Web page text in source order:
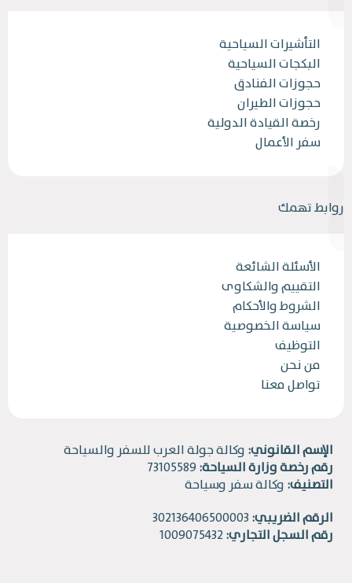
التأشيرات السياحية
البكجات السياحية
حجوزات الفنادق
حجوزات الطيران
رخصة القيادة الدولية
سفر الأعمال
روابط تهمك
الأسئلة الشائعة
التقييم والشكاوى
الشروط والأحكام
سياسة الخصوصية
التوظيف
من نحن
تواصل معنا
الإسم القانوني: وكالة جولة العرب للسفر والسياحة
رقم رخصة وزارة السياحة:
التصنيف: وكالة سفر وسياحة
الرقم الضريبي:
رقم السجل التجاري: